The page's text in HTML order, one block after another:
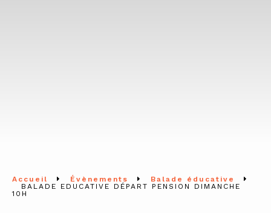
Accueil Évènements
Balade éducative
BALADE EDUCATIVE DÉPART PENSION DIMANCHE
10H